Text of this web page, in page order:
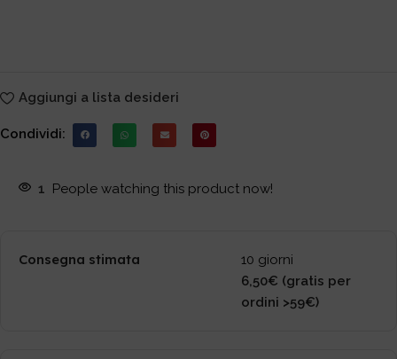
Aggiungi a lista desideri
Condividi:
1 People watching this product now!
Consegna stimata
10 giorni
6,50€ (gratis per
ordini >59€)